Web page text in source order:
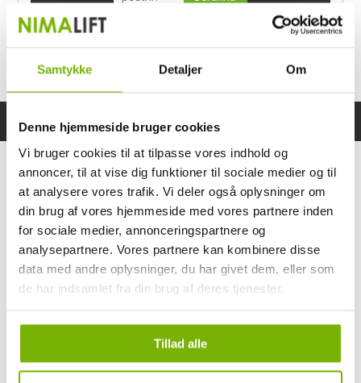
Samtykke Detaljer Om
Denne hjemmeside bruger cookies
Vi bruger cookies til at tilpasse vores indhold og
annoncer, til at vise dig funktioner til sociale medier og til
at analysere vores trafik. Vi deler også oplysninger om
din brug af vores hjemmeside med vores partnere inden
for sociale medier, annonceringspartnere og
analysepartnere. Vores partnere kan kombinere disse
data med andre oplysninger, du har givet dem, eller som
de har indsamlet fra din brug af deres tjenester.
Tillad alle
Har du frågor?
Ring Morten
040-60 60 680
Specifikationer Bruksanvisning
Kundrecensioner